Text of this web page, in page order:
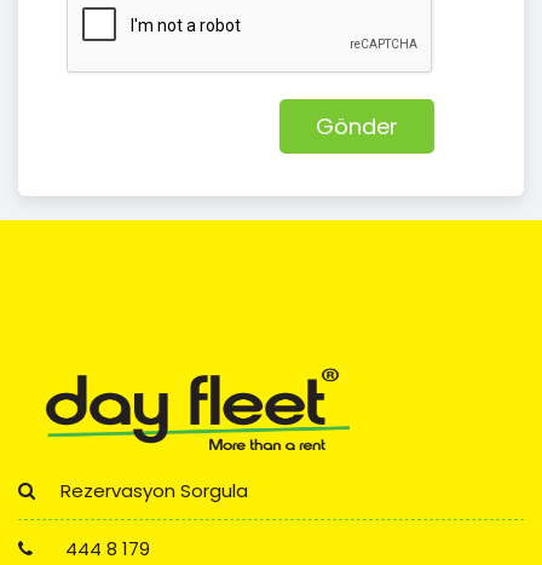
Gönder
Rezervasyon Sorgula
444 8 179